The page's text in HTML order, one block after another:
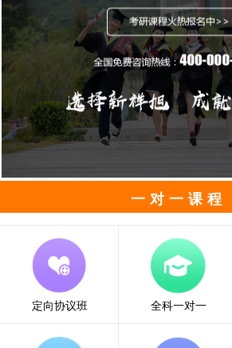
一对一课程
定向协议班 全科一对一